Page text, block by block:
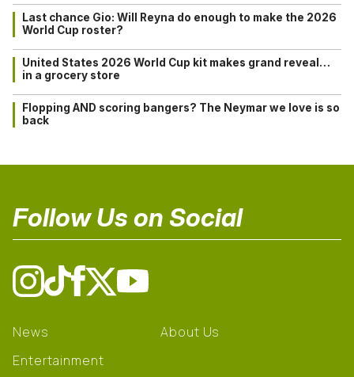
Last chance Gio: Will Reyna do enough to make the 2026
World Cup roster?
United States 2026 World Cup kit makes grand reveal…
in a grocery store
Flopping AND scoring bangers? The Neymar we love is so
back
Follow Us on Social
News
Entertainment
About Us